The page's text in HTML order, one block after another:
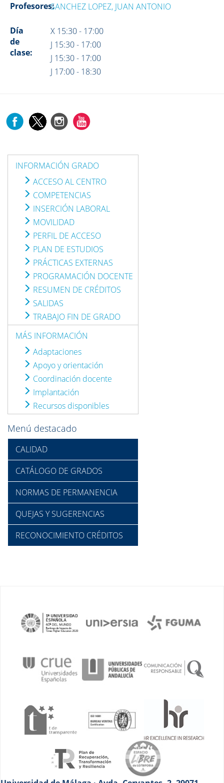
Profesores:SANCHEZ LOPEZ, JUAN ANTONIO
Día
de
clase:
X 15:30 - 17:00
J 15:30 - 17:00
J 15:30 - 17:00
J 17:00 - 18:30
INFORMACIÓN GRADO
ACCESO AL CENTRO
COMPETENCIAS
INSERCIÓN LABORAL
MOVILIDAD
PERFIL DE ACCESO
PLAN DE ESTUDIOS
PRÁCTICAS EXTERNAS
PROGRAMACIÓN DOCENTE
RESUMEN DE CRÉDITOS
SALIDAS
TRABAJO FIN DE GRADO
MÁS INFORMACIÓN
Adaptaciones
Apoyo y orientación
Coordinación docente
Implantación
Recursos disponibles
Menú destacado
CALIDAD
CATÁLOGO DE GRADOS
NORMAS DE PERMANENCIA
QUEJAS Y SUGERENCIAS
RECONOCIMIENTO CRÉDITOS